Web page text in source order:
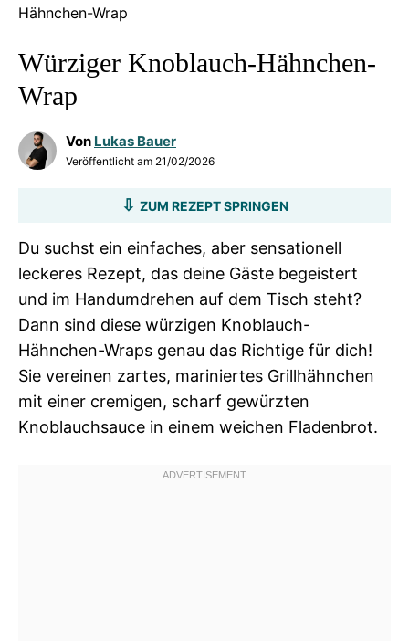
Hähnchen-Wrap
Würziger Knoblauch-Hähnchen-
Wrap
Von Lukas Bauer
Veröffentlicht am 21/02/2026
ZUM REZEPT SPRINGEN
Du suchst ein einfaches, aber sensationell
leckeres Rezept, das deine Gäste begeistert
und im Handumdrehen auf dem Tisch steht?
Dann sind diese würzigen Knoblauch-
Hähnchen-Wraps genau das Richtige für dich!
Sie vereinen zartes, mariniertes Grillhähnchen
mit einer cremigen, scharf gewürzten
Knoblauchsauce in einem weichen Fladenbrot.